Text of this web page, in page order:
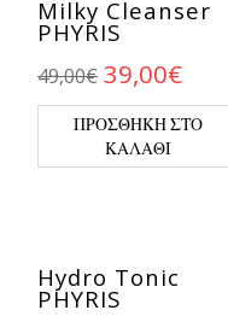
Milky Cleanser
PHYRIS
49,00€ Original
39,00€Η
ΠΡΟΣΘΉΚΗ ΣΤΟ
ΚΑΛΆΘΙ
Hydro Tonic
PHYRIS